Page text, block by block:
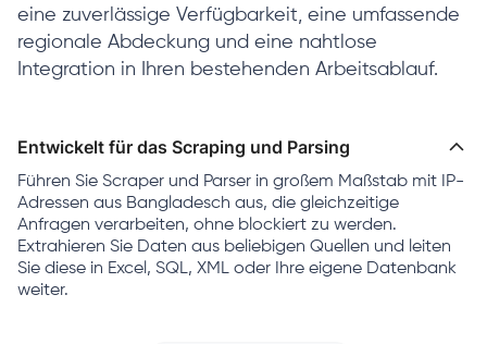
eine zuverlässige Verfügbarkeit, eine umfassende
regionale Abdeckung und eine nahtlose
Integration in Ihren bestehenden Arbeitsablauf.
Entwickelt für das Scraping und Parsing
Führen Sie Scraper und Parser in großem Maßstab mit IP-
Adressen aus Bangladesch aus, die gleichzeitige
Anfragen verarbeiten, ohne blockiert zu werden.
Extrahieren Sie Daten aus beliebigen Quellen und leiten
Sie diese in Excel, SQL, XML oder Ihre eigene Datenbank
weiter.